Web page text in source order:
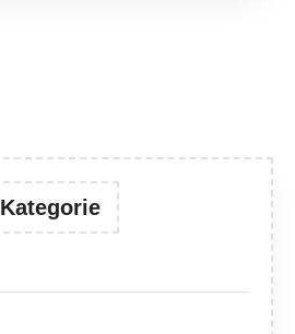
Kategorie